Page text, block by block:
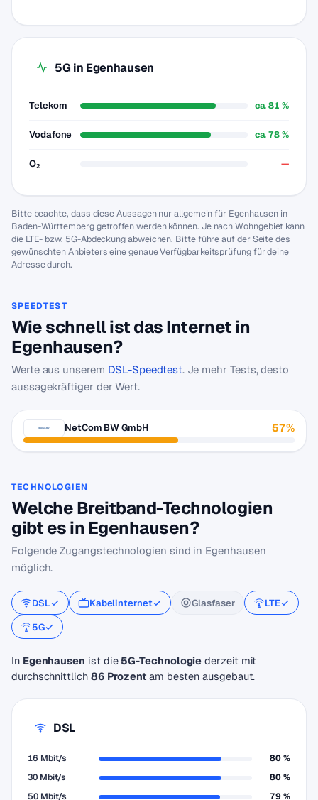
5G in Egenhausen
Telekom ca. 81 %
Vodafone ca. 78 %
O₂ —
Bitte beachte, dass diese Aussagen nur allgemein für Egenhausen in
Baden-Württemberg getroffen werden können. Je nach Wohngebiet kann
die LTE- bzw. 5G-Abdeckung abweichen. Bitte führe auf der Seite des
gewünschten Anbieters eine genaue Verfügbarkeitsprüfung für deine
Adresse durch.
SPEEDTEST
Wie schnell ist das Internet in
Egenhausen?
Werte aus unserem DSL-Speedtest. Je mehr Tests, desto
aussagekräftiger der Wert.
NetCom BW GmbH 57%
TECHNOLOGIEN
Welche Breitband-Technologien
gibt es in Egenhausen?
Folgende Zugangstechnologien sind in Egenhausen
möglich.
DSL Kabelinternet Glasfaser
LTE
5G
In Egenhausen ist die 5G-Technologie derzeit mit
durchschnittlich 86 Prozentam besten ausgebaut.
DSL
16 Mbit/s
80 %
30 Mbit/s
80 %
50 Mbit/s
79 %